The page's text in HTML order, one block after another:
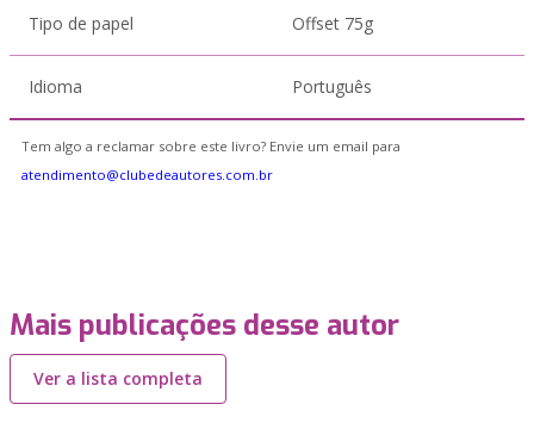
Tipo de papel Offset 75g
Idioma Português
Tem algo a reclamar sobre este livro? Envie um email para
atendimento@clubedeautores.com.br
Mais publicações desse autor
Ver a lista completa